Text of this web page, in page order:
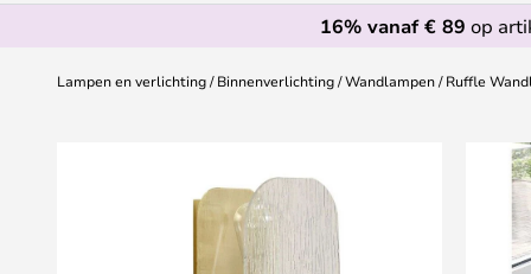
16% vanaf € 89 op
Lampen en verlichting Binnenverlichting Wandlampen Ruffle